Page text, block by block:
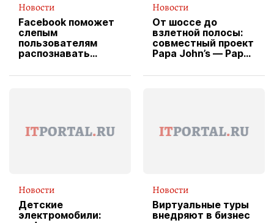
Новости
Facebook поможет
слепым
пользователям
распознавать
Новости
От шоссе до
взлетной полосы:
совместный проект
Papa John’s — Papa
вводит
Новости
Детские
электромобили:
Новости
Виртуальные туры
внедряют в бизнес